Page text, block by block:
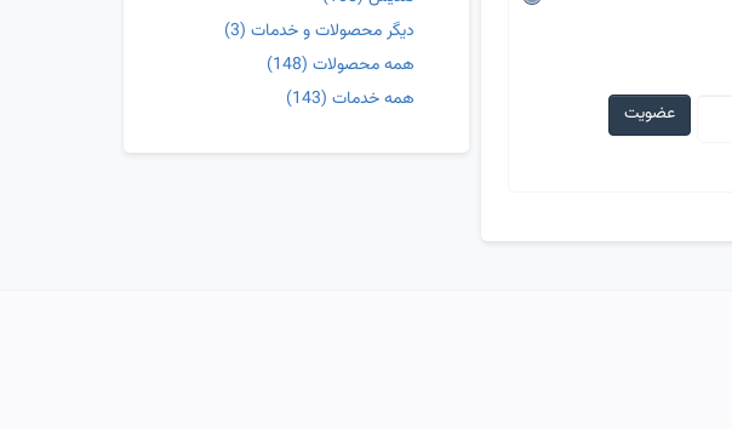
عضویت
دیگر محصولات و خدمات (3)
همه محصولات (148)
همه خدمات (143)